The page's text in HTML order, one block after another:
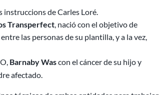
de Carles Loré.
Transperfect, nació con el objetivo de
las personas de su plantilla, y a la vez,
Barnaby Wascon el cáncer de su hijo y
afectado.